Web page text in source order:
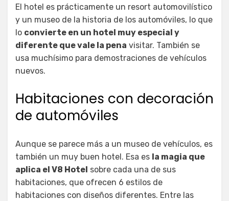
El hotel es prácticamente un resort automovilístico
y un museo de la historia de los automóviles, lo que
lo convierte en un hotel muy especial y
diferente que vale la pena visitar. También se
usa muchísimo para demostraciones de vehículos
nuevos.
Habitaciones con decoración
de automóviles
Aunque se parece más a un museo de vehículos, es
también un muy buen hotel. Esa es la magia que
aplica el V8 Hotel sobre cada una de sus
habitaciones, que ofrecen 6 estilos de
habitaciones con diseños diferentes. Entre las